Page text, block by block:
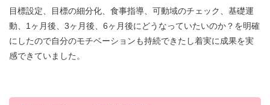
目標設定、目標の細分化、食事指導、可動域のチェック、基礎運
動、1ヶ月後、3ヶ月後、6ヶ月後にどうなっていたいのか？を明確
にしたので自分のモチベーションも持続できたし着実に成果を実
感できていました。